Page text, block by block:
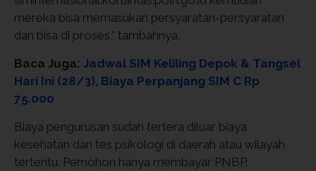
mereka bisa memasukan persyaratan-persyaratan
dan bisa di proses,” tambahnya.
Baca Juga: Jadwal SIM Keliling Depok & Tangsel
Hari Ini (28/3), Biaya Perpanjang SIM C Rp
75.000
Biaya pengurusan sudah tertera diluar biaya
kesehatan dan tes psikologi di daerah atau wilayah
tertentu. Pemohon hanya membayar PNBP.